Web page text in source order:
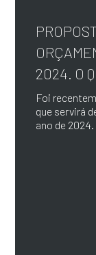
2024. O
Foi
que servirá
ano de